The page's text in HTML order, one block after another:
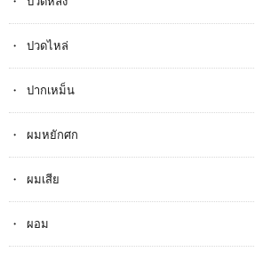
ปวดไหล่
ปากเหม็น
ผมหยักศก
ผมเสีย
ผอม